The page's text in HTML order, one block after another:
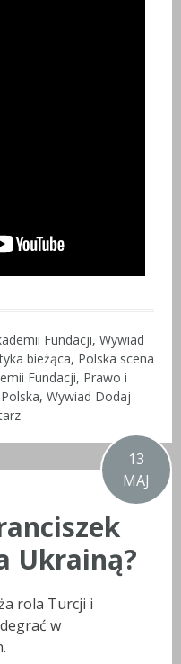
Fundacji, Wywiad
bieżąca, Polska scena
Fundacji, Prawo i
, Wywiad Dodaj
13
MAJ
Ukrainą?
rola Turcji i
w